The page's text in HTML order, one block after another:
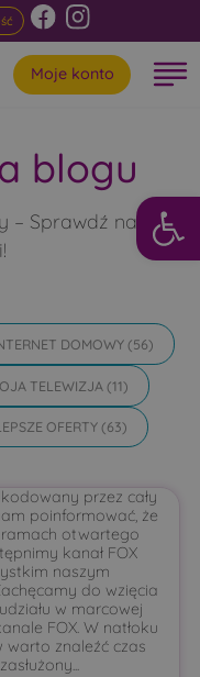
Moje konto
blogu
– Sprawdź nasze
DOMOWY(56)
TELEWIZJA (11)
OFERTY(63)
przez cały
poinformować, że
otwartego
kanał FOX
naszym
do wzięcia
w marcowej
FOX. W natłoku
warto znaleźć czas